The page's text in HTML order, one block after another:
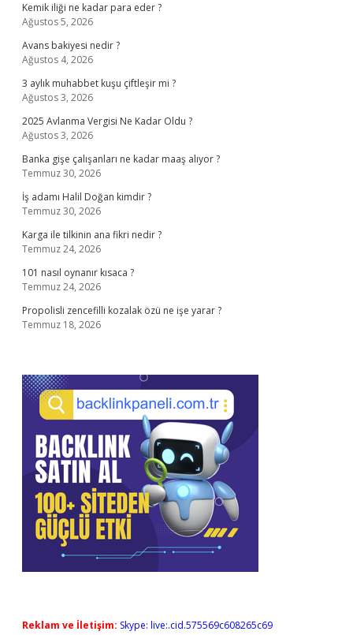
Kemik iliği ne kadar para eder ?
Ağustos 5, 2026
Avans bakiyesi nedir ?
Ağustos 4, 2026
3 aylık muhabbet kuşu çiftleşir mi ?
Ağustos 3, 2026
2025 Avlanma Vergisi Ne Kadar Oldu ?
Ağustos 3, 2026
Banka gişe çalışanları ne kadar maaş alıyor ?
Temmuz 30, 2026
İş adamı Halil Doğan kimdir ?
Temmuz 30, 2026
Karga ile tilkinin ana fikri nedir ?
Temmuz 24, 2026
101 nasıl oynanır kısaca ?
Temmuz 24, 2026
Propolisli zencefilli kozalak özü ne işe yarar ?
Temmuz 18, 2026
Reklam ve İletişim: Skype: live:.cid.575569c608265c69